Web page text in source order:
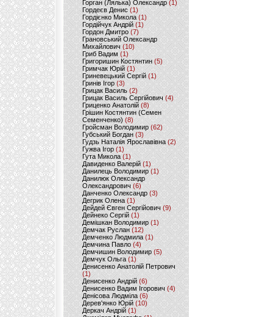
Горган (Лялька) Олександр(1)
Гордеєв Денис (1)
Гордієнко Микола (1)
Гордійчук Андрій (1)
Гордон Дмитро (7)
Грановський Олександр
Михайлович (10)
Гриб Вадим (1)
Григоришин Костянтин (5)
Гримчак Юрій(1)
Гриневецький Сергій(1)
Гринів Ігор (3)
Грицак Василь (2)
Грицак Василь Сергійович (4)
Гриценко Анатолій (8)
Грішин Костянтин (Семен
Семенченко)(8)
Гройсман Володимир(62)
Губський Богдан (3)
Гудзь Наталія Ярославівна(2)
Гужва Ігор (1)
Гута Микола (1)
Давиденко Валерій (1)
Данилець Володимир(1)
Данилюк Олександр
Олександрович (6)
Данченко Олександр (3)
Дегрик Олена(1)
Дейдей Євген Сергійович(9)
Дейнеко Сергій (1)
Демішкан Володимир(1)
Демчак Руслан (12)
Демченко Людмила (1)
Демчина Павло (4)
Демчишин Володимир (5)
Демчук Ольга(1)
Денисенко Анатолій Петрович
(1)
Денисенко Андрій (6)
Денисенко Вадим Ігорович (4)
Денісова Людміла(6)
Дерев'янко Юрій(10)
Деркач Андрій(1)